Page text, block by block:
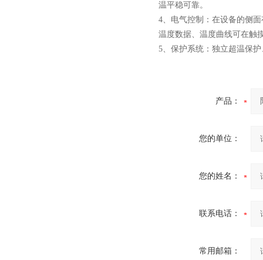
温平稳可靠。
4、电气控制：在设备的侧
温度数据、温度曲线可在触
5、保护系统：独立超温保
产品：
您的单位：
您的姓名：
联系电话：
常用邮箱：